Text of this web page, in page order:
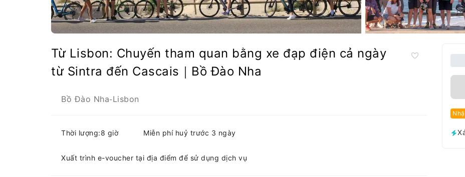
Từ Lisbon: Chuyến tham quan bằng xe đạp điện cả ngày
từ Sintra đến Cascais｜Bồ Đào Nha
Bồ Đào Nha-Lisbon
Thời lượng:8 giờ Miễn phí huỷ trước 3 ngày
Xuất trình e-voucher tại địa điểm để sử dụng dịch vụ